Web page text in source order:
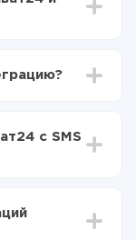
из
минут. В
с SMS
из одной